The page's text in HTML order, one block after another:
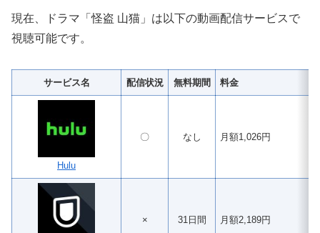
現在、ドラマ「怪盗 山猫」は以下の動画配信サービスで
視聴可能です。
サービス名 配信状況 無料期間 料金
Hulu
〇 なし 月額1,026円
× 31日間 月額2,189円